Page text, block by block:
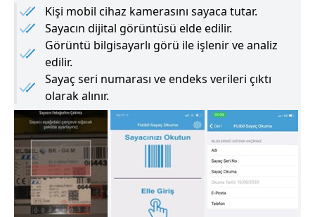
Kişi mobil cihaz kamerasını sayaca tutar.
Sayacın dijital görüntüsü elde edilir.
Görüntü bilgisayarlı görü ile işlenir ve analiz
edilir.
Sayaç seri numarası ve endeks verileri çıktı
olarak alınır.